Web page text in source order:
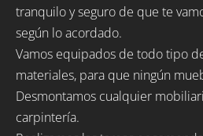
tranquilo y seguro de que te
según lo acordado.
Vamos equipados de todo tipo
materiales, para que ningún
Desmontamos cualquier
carpintería.